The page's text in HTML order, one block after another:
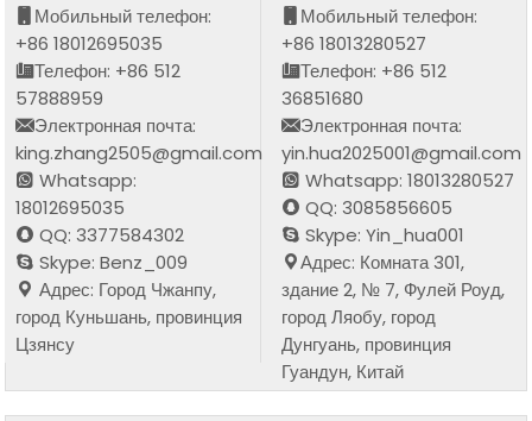
Мобильный телефон:
+86 18012695035
Телефон: +86 512
57888959
Электронная почта:
king.zhang2505@gmail.com
Whatsapp:
18012695035
QQ: 3377584302
Skype: Benz_009
Адрес: Город Чжанпу,
город Куньшань, провинция
Цзянсу
Мобильный телефон:
+86 18013280527
Телефон: +86 512
36851680
Электронная почта:
yin.hua2025001@gmail.com
Whatsapp: 18013280527
QQ: 3085856605
Skype: Yin_hua001
Адрес: Комната 301,
здание 2, № 7, Фулей Роуд,
город Ляобу, город
Дунгуань, провинция
Гуандун, Китай